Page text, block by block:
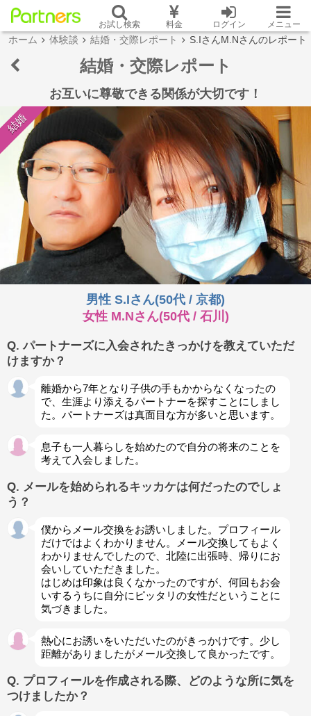
お試し検索 料金 ログイン メニュー
ホーム 体験談 結婚・交際レポート S.IさんM.Nさんのレポート
結婚・交際レポート
お互いに尊敬できる関係が大切です！
結婚
男性 S.Iさん(50代 / 京都)
女性 M.Nさん(50代 / 石川)
Q. パートナーズに入会されたきっかけを教えていただ
けますか？
離婚から7年となり子供の手もかからなくなったの
で、生涯より添えるパートナーを探すことにしまし
た。パートナーズは真面目な方が多いと思います。
息子も一人暮らしを始めたので自分の将来のことを
考えて入会しました。
Q. メールを始められるキッカケは何だったのでしょ
う？
僕からメール交換をお誘いしました。プロフィール
だけではよくわかりません。メール交換してもよく
わかりませんでしたので、北陸に出張時、帰りにお
会いしていただきました。
はじめは印象は良くなかったのですが、何回もお会
いするうちに自分にピッタリの女性だということに
気づきました。
熱心にお誘いをいただいたのがきっかけです。少し
距離がありましたがメール交換して良かったです。
Q. プロフィールを作成される際、どのような所に気を
つけましたか？